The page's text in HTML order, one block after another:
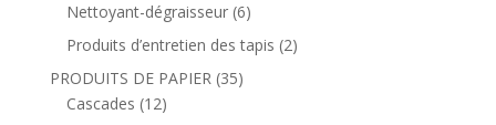
Nettoyant-dégraisseur (6)
Produits d’entretien des tapis (2)
PRODUITS DE PAPIER (35)
Cascades (12)